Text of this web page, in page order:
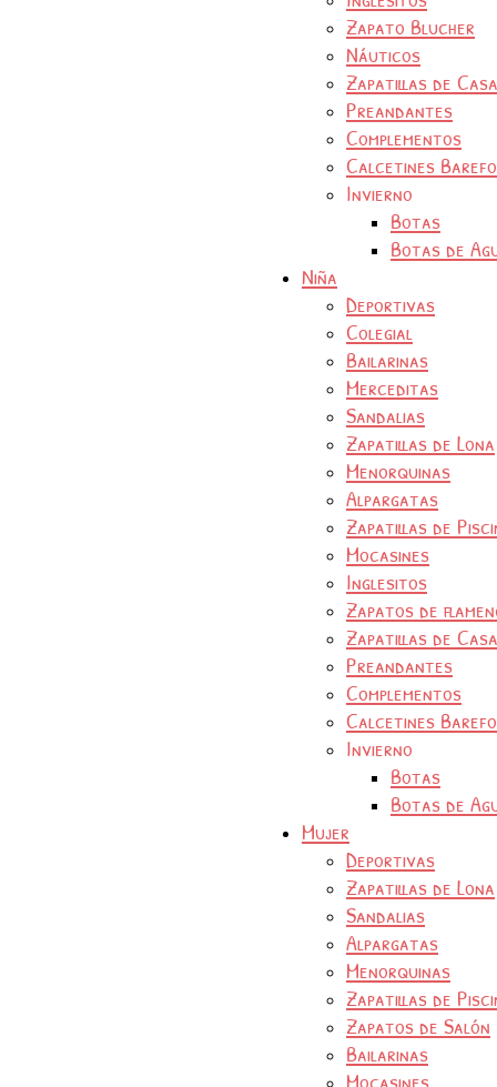
Zapato Blucher
Náuticos
Zapatillas de Casa
Preandantes
Complementos
Calcetines
Invierno
Botas
Botas de
Niña
Deportivas
Colegial
Bailarinas
Merceditas
Sandalias
Zapatillas de Lona
Menorquinas
Alpargatas
Zapatillas de
Mocasines
Inglesitos
Zapatos de
Zapatillas de Casa
Preandantes
Complementos
Calcetines
Invierno
Botas
Botas de
Mujer
Deportivas
Zapatillas de Lona
Sandalias
Alpargatas
Menorquinas
Zapatillas de
Zapatos de Salón
Bailarinas